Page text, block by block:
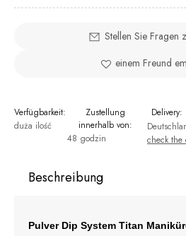
Stellen Sie Fragen
einem Freund
Verfügbarkeit:
duża ilość
Zustellung
innerhalb von:
48 godzin
Delivery:
The price does not include anycheck the
Beschreibung
Pulver Dip System Titan